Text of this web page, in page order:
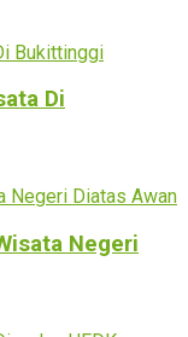
Di
Negeri